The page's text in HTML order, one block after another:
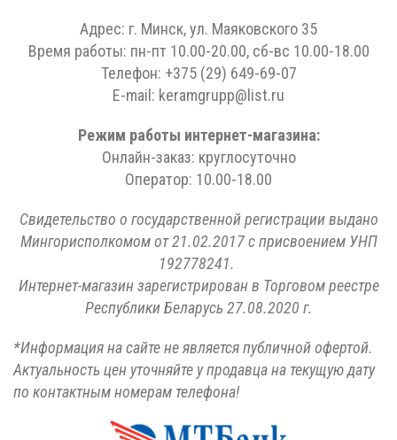
Адрес: г. Минск, ул. Маяковского 35
Время работы: пн-пт 10.00-20.00, сб-вс 10.00-18.00
Телефон: +375 (29) 649-69-07
E-mail: keramgrupp@list.ru
Режим работы интернет-магазина:
Онлайн-заказ: круглосуточно
Оператор: 10.00-18.00
Свидетельство о государственной регистрации выдано
Мингорисполкомом от 21.02.2017 с присвоением УНП
192778241.
Интернет-магазин зарегистрирован в Торговом реестре
Республики Беларусь 27.08.2020 г.
*Информация на сайте не является публичной офертой.
Актуальность цен уточняйте у продавца на текущую дату
по контактным номерам телефона!